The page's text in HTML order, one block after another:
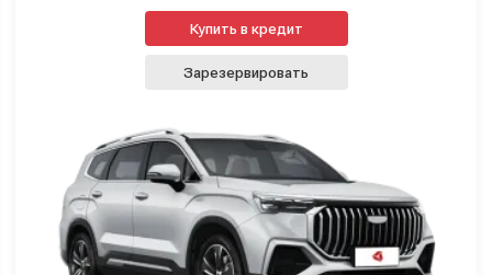
Купить в кредит
Зарезервировать